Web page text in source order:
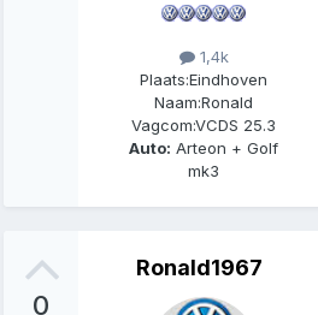
1,4k
Plaats:Eindhoven
Naam:Ronald
Vagcom:VCDS 25.3
Auto: Arteon + Golf
mk3
0
Ronald1967